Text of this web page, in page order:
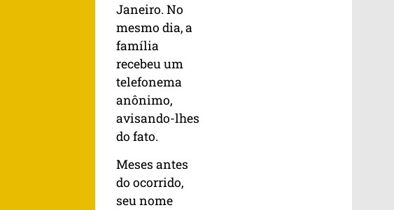
Janeiro. No
mesmo dia, a
família
recebeu um
telefonema
anônimo,
avisando-lhes
do fato.
Meses antes
do ocorrido,
seu nome